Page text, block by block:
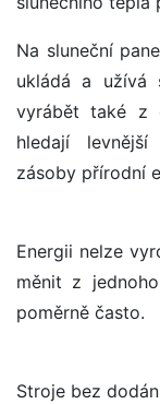
Na sluneční
ukládá a užívá
vyrábět také z
hledají levnější
zásoby přírodní
Energii nelze
měnit z
poměrně často.
Stroje bez